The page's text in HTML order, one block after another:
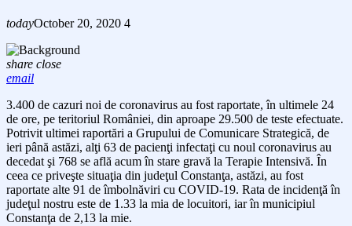
todayOctober 20, 2020 4
share close
email
3.400 de cazuri noi de coronavirus au fost raportate, în ultimele 24
de ore, pe teritoriul României, din aproape 29.500 de teste efectuate.
Potrivit ultimei raportări a Grupului de Comunicare Strategică, de
ieri până astăzi, alţi 63 de pacienţi infectaţi cu noul coronavirus au
decedat şi 768 se află acum în stare gravă la Terapie Intensivă. În
ceea ce priveşte situaţia din judeţul Constanţa, astăzi, au fost
raportate alte 91 de îmbolnăviri cu COVID-19. Rata de incidenţă în
judeţul nostru este de 1.33 la mia de locuitori, iar în municipiul
Constanţa de 2,13 la mie.